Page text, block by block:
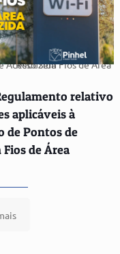
Pontos de Acesso Sem Fios de Área Reduzida
relativo
aplicáveis à
de Pontos de
Fios de Área